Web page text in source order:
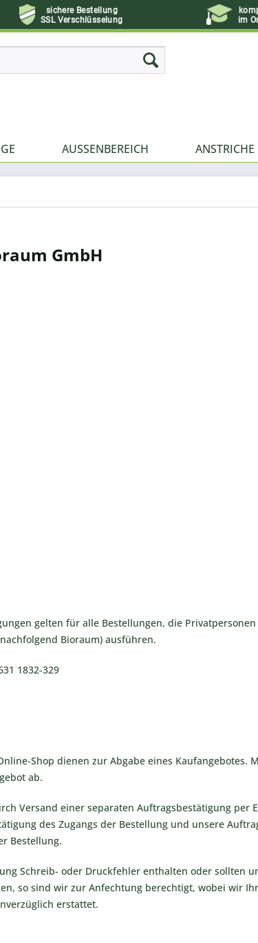
sichere Bestellung
SSL Verschlüsselung
im
AUSSENBEREICH ANSTRICHE
GmbH
gelten für alle Bestellungen, die
Bioraum) ausführen.
1832-329
Shop dienen zur Abgabe eines Kaufangebotes.
ab.
Versand einer separaten Auftragsbestätigung
des Zugangs der Bestellung und unsere
Bestellung.
Schreib- oder Druckfehler enthalten oder sollten
so sind wir zur Anfechtung berechtigt, wobei wir
erstattet.